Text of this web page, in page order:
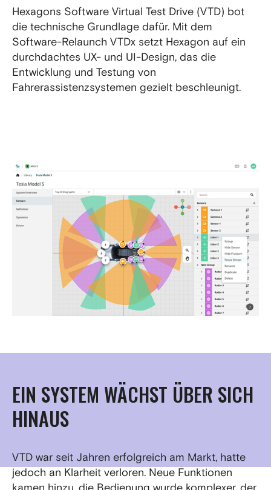
Hexagons Software Virtual Test Drive (VTD) bot
die technische Grundlage dafür. Mit dem
Software-Relaunch VTDx setzt Hexagon auf ein
durchdachtes UX- und UI-Design, das die
Entwicklung und Testung von
Fahrerassistenzsystemen gezielt beschleunigt.
EIN SYSTEM WÄCHST ÜBER SICH
HINAUS
VTD war seit Jahren erfolgreich am Markt, hatte
jedoch an Klarheit verloren. Neue Funktionen
kamen hinzu, die Bedienung wurde komplexer, der